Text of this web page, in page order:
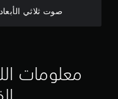
صوت ثلاثي الأبعاد
معلومات